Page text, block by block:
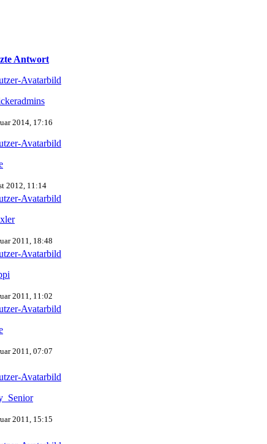
Antwort
2014, 17:16
2012, 11:14
2011, 18:48
2011, 11:02
2011, 07:07
2011, 15:15